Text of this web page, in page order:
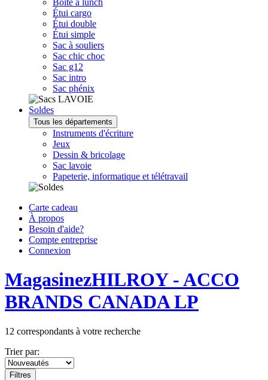
Boîte à lunch
Étui cargo
Étui double
Étui simple
Sac à souliers
Sac chic choc
Sac g12
Sac intro
Sac phénix
Soldes
Tous les départements
Instruments d'écriture
Jeux
Dessin & bricolage
Sac lavoie
Papeterie, informatique et télétravail
Carte cadeau
À propos
Besoin d'aide?
Compte entreprise
Connexion
MagasinezHILROY - ACCO
BRANDS CANADA LP
12 correspondants à votre recherche
Trier par:
Filtres